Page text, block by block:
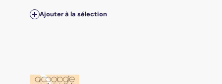
Ajouter à la sélection